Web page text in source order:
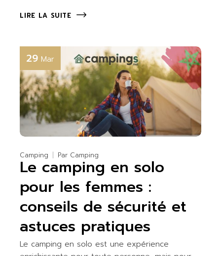
LIRE LA SUITE
29 Mar
Camping Par Camping
Le camping en solo
pour les femmes :
conseils de sécurité et
astuces pratiques
Le camping en solo est une expérience